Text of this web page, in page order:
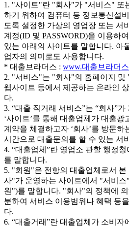
1. "사이트"란 "회사"가 "서비스" 또
하기 위하여 컴퓨터 등 정보통신설
도록 설정한 가상의 영업장 또는 서
계정(ID 및 PASSWORD)을 이용하
있는 아래의 사이트를 말합니다. 아
업자의 의미로도 사용합니다.
* 대출브라더스 : www.대출브라더
2. "서비스"는 "회사"의 홈페이지 및
웹사이트 등에서 제공하는 온라인
다.
3. “대출 직거래 서비스”는 “회사”가
‘사이트’를 통해 대출업체가 대출광
계약을 체결하고자 ‘회사’를 방문하
시간으로 대출문의를 할 수 있는 서
4. “대출업체”란 영업소 관할 행정
를 말합니다.
5. "회원"은 전항의 대출업체로서 본
사"가 운영하는 사이트에서 "서비스
원")를 말합니다. "회사"의 정책에
분하여 서비스 이용범위나 혜택 등
다.
6. “대출거래”란 대출업체가 소비자